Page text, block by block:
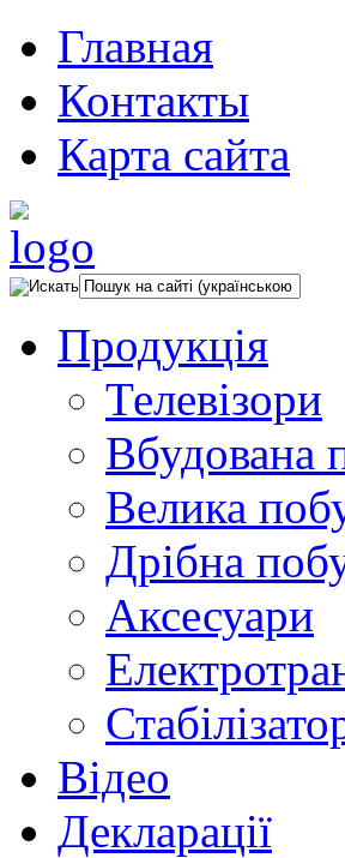
Главная
Контакты
Карта сайта
Продукція
Телевізори
Вбудована
Велика
Дрібна
Аксесуари
Відео
Декларації